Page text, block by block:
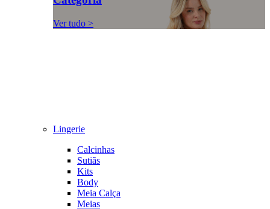
Ver tudo >
Lingerie
Calcinhas
Sutiãs
Kits
Body
Meia Calça
Meias